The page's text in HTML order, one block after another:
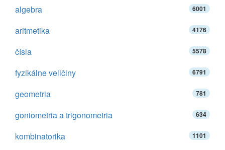
algebra 6001
aritmetika 4176
čísla 5578
fyzikálne veličiny 6791
geometria 781
goniometria a trigonometria 634
kombinatorika 1101